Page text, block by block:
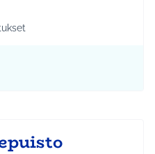
Hyrylä
mukaan: Liikunta ja